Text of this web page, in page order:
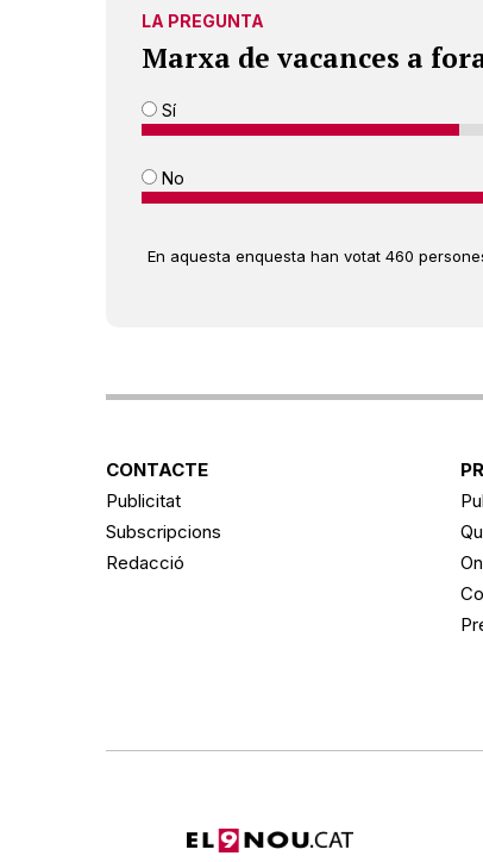
LA PREGUNTA
Marxa de vacances a
Sí
No
En aquesta enquesta han votat 460
CONTACTE
Publicitat
Subscripcions
Redacció